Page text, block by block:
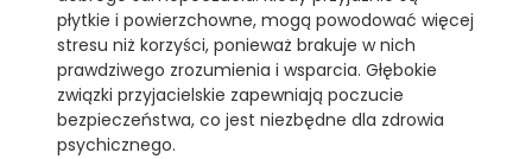
płytkie i powierzchowne, mogą powodować więcej
stresu niż korzyści, ponieważ brakuje w nich
prawdziwego zrozumienia i wsparcia. Głębokie
związki przyjacielskie zapewniają poczucie
bezpieczeństwa, co jest niezbędne dla zdrowia
psychicznego.